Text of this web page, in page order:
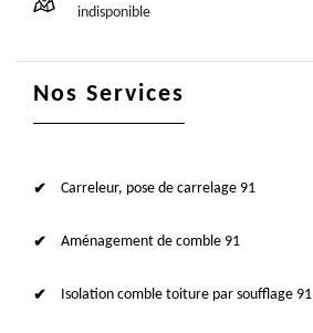
indisponible
Nos Services
Carreleur, pose de carrelage 91
Aménagement de comble 91
Isolation comble toiture par soufflage 91